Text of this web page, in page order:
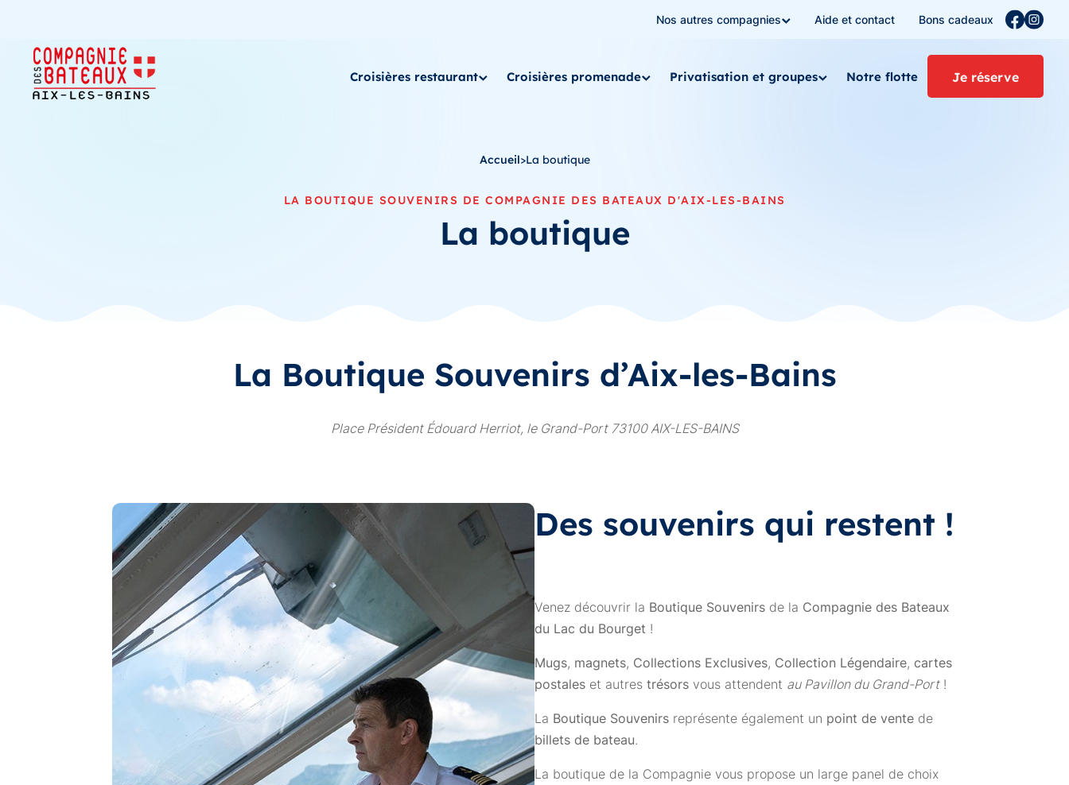
Croisières restaurant Croisières promenade Privatisation et groupes Notre flotte Je réserve
Nos autres compagnies Aide et contact Bons cadeaux
Accueil>La boutique
LA BOUTIQUE SOUVENIRS DE COMPAGNIE DES BATEAUX D'AIX-LES-BAINS
La boutique
La Boutique Souvenirs d’Aix-les-Bains
Place Président Édouard Herriot, le Grand-Port 73100 AIX-LES-BAINS
Des souvenirs qui restent !
Venez découvrir la Boutique Souvenirs de la Compagnie des Bateaux
du Lac du Bourget !
Mugs, magnets, Collections Exclusives, Collection Légendaire, cartes
postales et autres trésors vous attendent au Pavillon du Grand-Port!
La Boutique Souvenirs représente également un point de vente de
billets de bateau.
La boutique de la Compagnie vous propose un large panel de choix